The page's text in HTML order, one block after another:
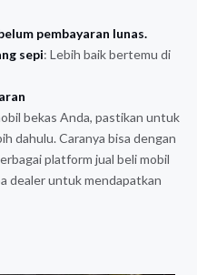
pembayaran lunas.
sepi: Lebih baik bertemu di
bekas Anda, pastikan untuk
dahulu. Caranya bisa dengan
platform jual beli mobil
dealer untuk mendapatkan